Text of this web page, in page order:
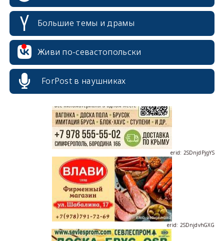
Большие темы и драмы
Живи по-севастопольски
ForPost в наушниках
erid: 2SDnjcrDNw6
erid: 2SDnjdPjgYS
erid: 2SDnjdvhGXG